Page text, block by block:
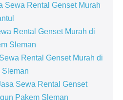
Sewa Rental Genset Murah
Rental Genset Murah di
Sleman
Rental Genset Murah di
Sewa Rental Genset
Pakem Sleman